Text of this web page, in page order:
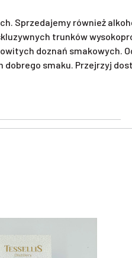
Sprzedajemy również
trunków
doznań smakowych.
smaku. Przejrzyj